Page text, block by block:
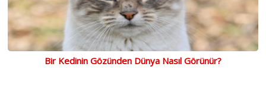
Bir Kedinin Gözünden Dünya Nasıl Görünür?